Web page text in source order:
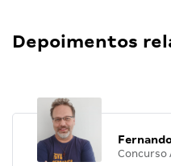
Depoimentos
Concurso